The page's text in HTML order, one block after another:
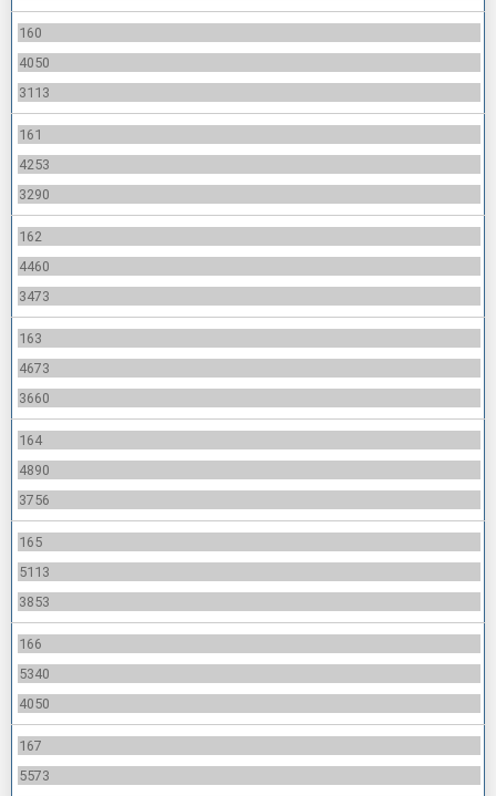
160
4050
3113
161
4253
3290
162
4460
3473
163
4673
3660
164
4890
3756
165
5113
3853
166
5340
4050
167
5573